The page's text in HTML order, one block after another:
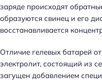
заряде происходят
образуются свинец и его
восстанавливается
Отличие гелевых батарей
электролит, состоящий из
загущен добавлением